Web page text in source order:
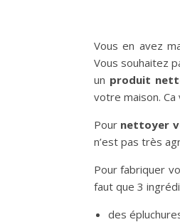
Vous en avez
Vous souhaitez
un produit
votre maison.
Pour nettoyer
n’est pas très
Pour fabriquer
faut que 3
des